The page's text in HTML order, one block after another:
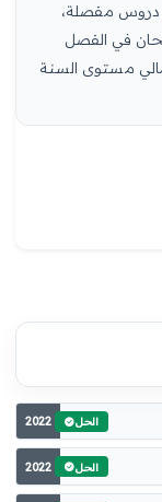
للسنة الثانية 2 ثانوي دروس مفصلة،
في الفصل
والمالي مستوى السنة
2022 الحل
2022 الحل